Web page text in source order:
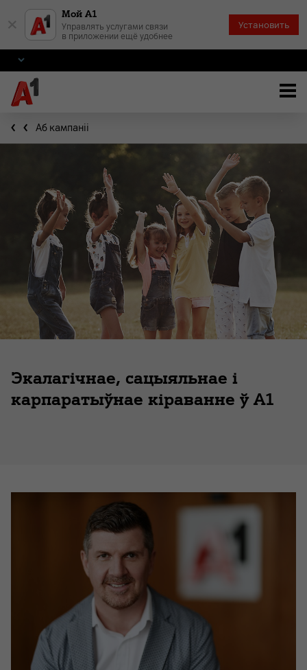
Мой А1
Управлять услугами связи
в приложении ещё удобнее
Установить
Аб кампаніі
Экалагічнае, сацыяльнае і
карпаратыўнае кіраванне ў А1